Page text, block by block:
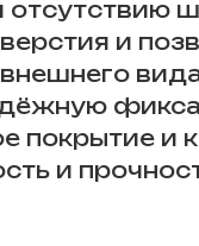
и
покрытие и
и